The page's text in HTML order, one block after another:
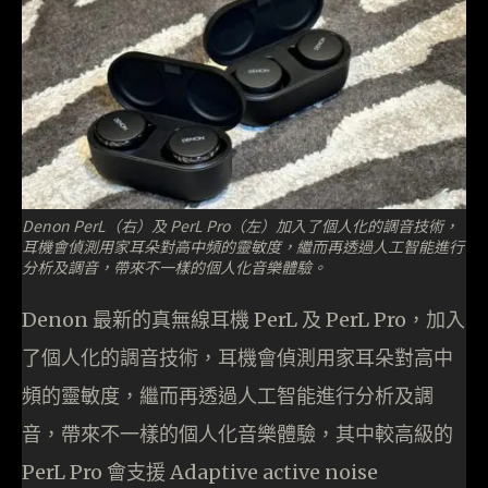
Denon PerL（右）及 PerL Pro（左）加入了個人化的調音技術，
耳機會偵測用家耳朵對高中頻的靈敏度，繼而再透過人工智能進行
分析及調音，帶來不一樣的個人化音樂體驗。
Denon 最新的真無線耳機 PerL 及 PerL Pro，加入
了個人化的調音技術，耳機會偵測用家耳朵對高中
頻的靈敏度，繼而再透過人工智能進行分析及調
音，帶來不一樣的個人化音樂體驗，其中較高級的
PerL Pro 會支援 Adaptive active noise